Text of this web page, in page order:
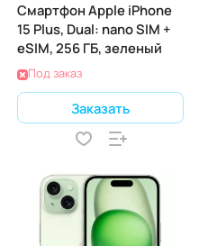
Смартфон Apple iPhone
15 Plus, Dual: nano SIM +
eSIM, 256 ГБ, зеленый
Под заказ
Заказать